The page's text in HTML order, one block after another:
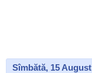
Sîmbătă, 15 August